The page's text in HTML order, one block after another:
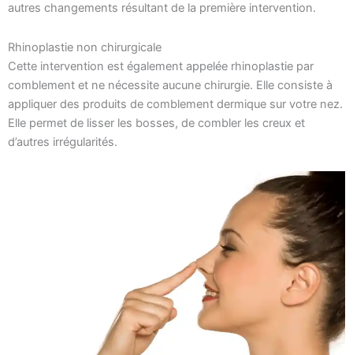
autres changements résultant de la première intervention.
Rhinoplastie non chirurgicale
Cette intervention est également appelée rhinoplastie par
comblement et ne nécessite aucune chirurgie. Elle consiste à
appliquer des produits de comblement dermique sur votre nez.
Elle permet de lisser les bosses, de combler les creux et
d’autres irrégularités.